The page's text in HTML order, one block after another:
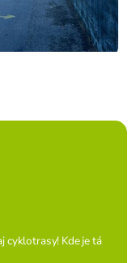
cyklotrasy! Kde je tá